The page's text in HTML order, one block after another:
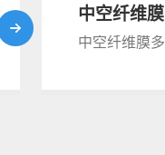
中空纤维膜